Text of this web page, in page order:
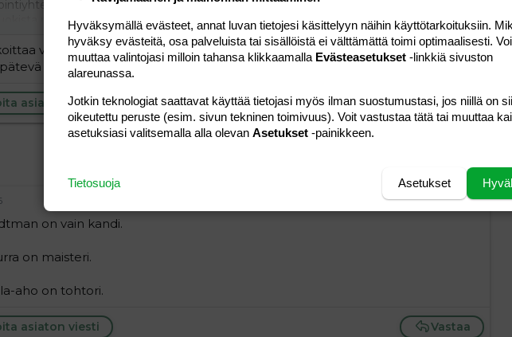
ylläpitämiseen. Karsimisen varaa löytyy edelleen sieltä suurista
niin että saamme sairaat ja vanhukset kunnialla hoidettua.
Click to expand...
vähän koulutettu? Miten paljon sinusta pitää olla koulutusta, jotta on
omaamaan mielipiteen?
Vastaa
asiaton viesti
#6
on vain kandi.
on maisteri.
aho on tohtori.
Vastaa
asiaton viesti
Hyväksymällä evästeet, annat luvan tietojesi käsittelyyn näihin käyttötarkoituksiin.
hyväksy evästeitä, osa palveluista tai sisällöistä ei välttämättä toimi optimaalisesti.
muuttaa valintojasi milloin tahansa klikkaamalla Evästeasetukset -linkkiä sivuston
alareunassa.
Jotkin teknologiat saattavat käyttää tietojasi myös ilman suostumustasi, jos niillä on
oikeutettu peruste (esim. sivun tekninen toimivuus). Voit vastustaa tätä tai muuttaa
asetuksiasi valitsemalla alla olevan Asetukset -painikkeen.
Asetukset
Tietosuoja